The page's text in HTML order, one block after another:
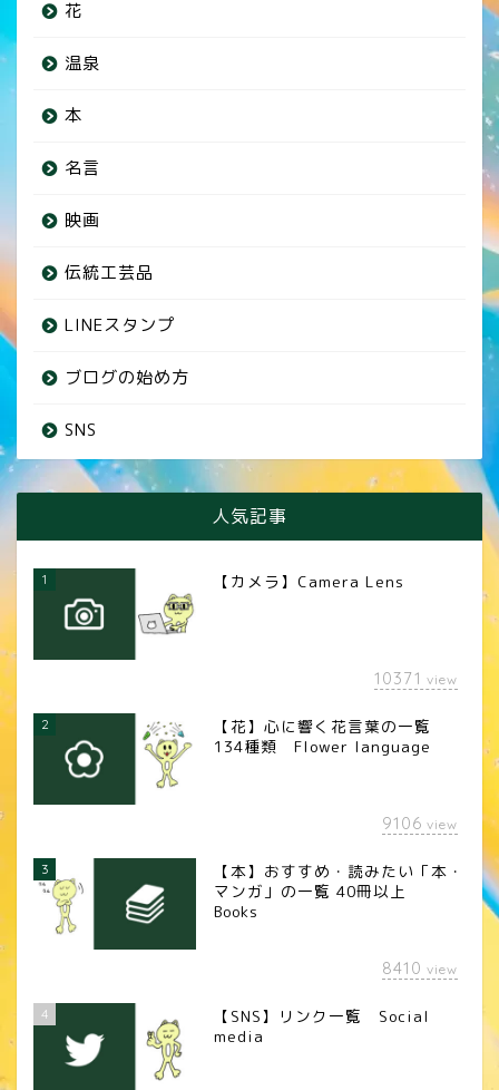
花
温泉
本
名言
映画
伝統工芸品
LINEスタンプ
ブログの始め方
SNS
人気記事
1 【カメラ】Camera Lens
10371 view
2
【花】心に響く花言葉の一覧
134種類 Flower language
9106 view
3
【本】おすすめ・読みたい「本・
マンガ」の一覧 40冊以上
Books
8410 view
4
【SNS】リンク一覧 Social
media